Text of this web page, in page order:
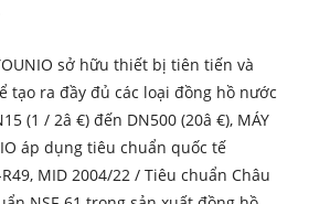
sở hữu thiết bị tiên tiến và
tạo ra đầy đủ các loại đồng hồ nước
(1 / 2â €) đến DN500 (20â €), MÁY
áp dụng tiêu chuẩn quốc tế
MID 2004/22 / Tiêu chuẩn Châu